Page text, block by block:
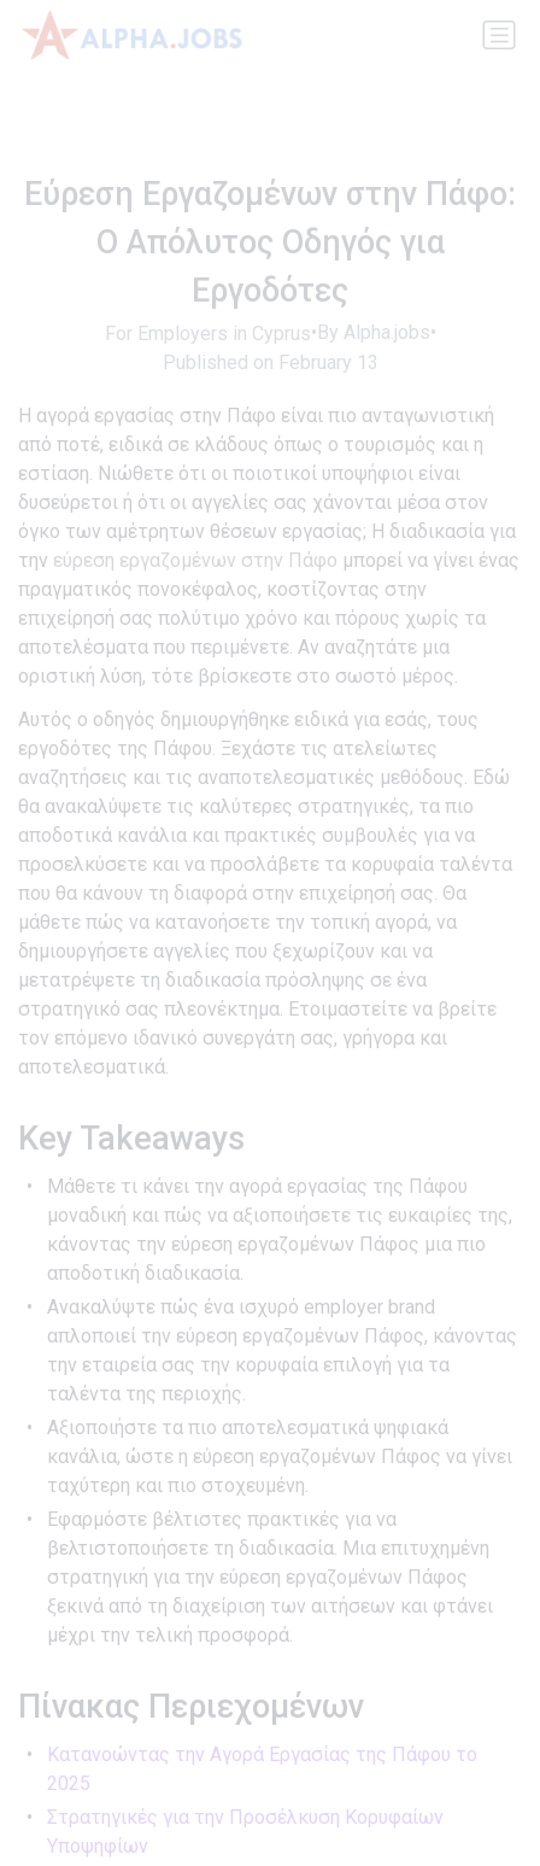
Εύρεση Εργαζομένων στην Πάφο:
Ο Απόλυτος Οδηγός για
Εργοδότες
For Employers in Cyprus• By Alpha.jobs•
Published on February 13
Η αγορά εργασίας στην Πάφο είναι πιο ανταγωνιστική
από ποτέ, ειδικά σε κλάδους όπως ο τουρισμός και η
εστίαση. Νιώθετε ότι οι ποιοτικοί υποψήφιοι είναι
δυσεύρετοι ή ότι οι αγγελίες σας χάνονται μέσα στον
όγκο των αμέτρητων θέσεων εργασίας; Η διαδικασία για
την εύρεση εργαζομένων στην Πάφο μπορεί να γίνει ένας
πραγματικός πονοκέφαλος, κοστίζοντας στην
επιχείρησή σας πολύτιμο χρόνο και πόρους χωρίς τα
αποτελέσματα που περιμένετε. Αν αναζητάτε μια
οριστική λύση, τότε βρίσκεστε στο σωστό μέρος.
Αυτός ο οδηγός δημιουργήθηκε ειδικά για εσάς, τους
εργοδότες της Πάφου. Ξεχάστε τις ατελείωτες
αναζητήσεις και τις αναποτελεσματικές μεθόδους. Εδώ
θα ανακαλύψετε τις καλύτερες στρατηγικές, τα πιο
αποδοτικά κανάλια και πρακτικές συμβουλές για να
προσελκύσετε και να προσλάβετε τα κορυφαία ταλέντα
που θα κάνουν τη διαφορά στην επιχείρησή σας. Θα
μάθετε πώς να κατανοήσετε την τοπική αγορά, να
δημιουργήσετε αγγελίες που ξεχωρίζουν και να
μετατρέψετε τη διαδικασία πρόσληψης σε ένα
στρατηγικό σας πλεονέκτημα. Ετοιμαστείτε να βρείτε
τον επόμενο ιδανικό συνεργάτη σας, γρήγορα και
αποτελεσματικά.
Key Takeaways
Μάθετε τι κάνει την αγορά εργασίας της Πάφου
μοναδική και πώς να αξιοποιήσετε τις ευκαιρίες της,
κάνοντας την εύρεση εργαζομένων Πάφος μια πιο
αποδοτική διαδικασία.
Ανακαλύψτε πώς ένα ισχυρό employer brand
απλοποιεί την εύρεση εργαζομένων Πάφος, κάνοντας
την εταιρεία σας την κορυφαία επιλογή για τα
ταλέντα της περιοχής.
Αξιοποιήστε τα πιο αποτελεσματικά ψηφιακά
κανάλια, ώστε η εύρεση εργαζομένων Πάφος να γίνει
ταχύτερη και πιο στοχευμένη.
Εφαρμόστε βέλτιστες πρακτικές για να
βελτιστοποιήσετε τη διαδικασία. Μια επιτυχημένη
στρατηγική για την εύρεση εργαζομένων Πάφος
ξεκινά από τη διαχείριση των αιτήσεων και φτάνει
μέχρι την τελική προσφορά.
Πίνακας Περιεχομένων
Κατανοώντας την Αγορά Εργασίας της Πάφου το
2025
Στρατηγικές για την Προσέλκυση Κορυφαίων
Υποψηφίων